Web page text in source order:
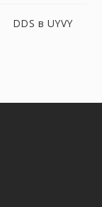
DDS в UYVY